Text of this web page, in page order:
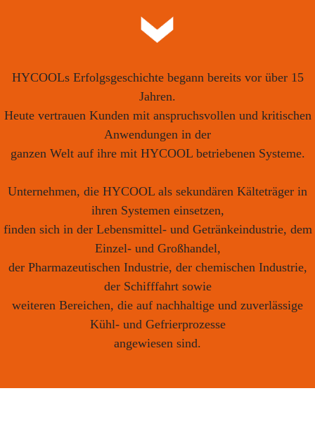
HYCOOLs Erfolgsgeschichte begann bereits vor über 15
Jahren.
Heute vertrauen Kunden mit anspruchsvollen und kritischen
Anwendungen in der
ganzen Welt auf ihre mit HYCOOL betriebenen Systeme.
Unternehmen, die HYCOOL als sekundären Kälteträger in
ihren Systemen einsetzen,
finden sich in der Lebensmittel- und Getränkeindustrie, dem
Einzel- und Großhandel,
der Pharmazeutischen Industrie, der chemischen Industrie,
der Schifffahrt sowie
weiteren Bereichen, die auf nachhaltige und zuverlässige
Kühl- und Gefrierprozesse
angewiesen sind.